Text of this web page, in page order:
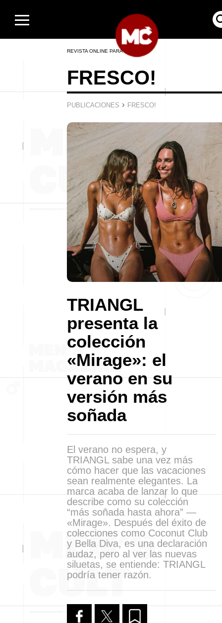
REVISTA ONLINE PARA HOMBRES
FRESCO!
PUBLICACIONES › FRESCO!
TRIANGL
presenta la
colección
«Mirage»: el
verano en su
versión más
soñada
El verano no espera, y
TRIANGL sabe una vez más
cómo hacer que las vacaciones
sean realmente elegantes. La
marca acaba de lanzar lo que
describe como su colección
“más soñada hasta ahora” —
«Mirage». Después del éxito de
colecciones como Coconut Club
y Bella Diva, es una declaración
audaz, pero al ver las nuevas
siluetas, se entiende: TRIANGL
podría tener razón.